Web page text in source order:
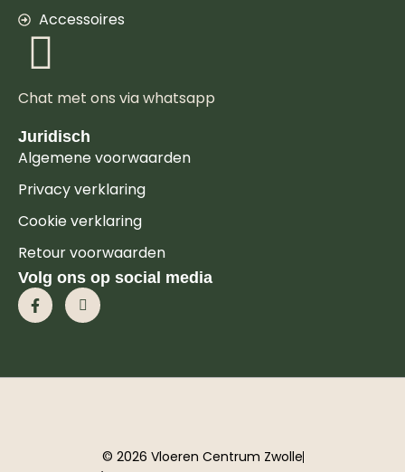
Accessoires
Chat met ons via whatsapp
Juridisch
Algemene voorwaarden
Privacy verklaring
Cookie verklaring
Retour voorwaarden
Volg ons op social media
© 2026 Vloeren Centrum Zwolle